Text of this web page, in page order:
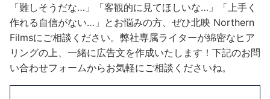
「難しそうだな…」「客観的に見てほしいな…」「上手く
作れる自信がない…」とお悩みの方、ぜひ北映 Northern
Filmsにご相談ください。弊社専属ライターが綿密なヒア
リングの上、一緒に広告文を作成いたします！下記のお問
い合わせフォームからお気軽にご相談くださいね。